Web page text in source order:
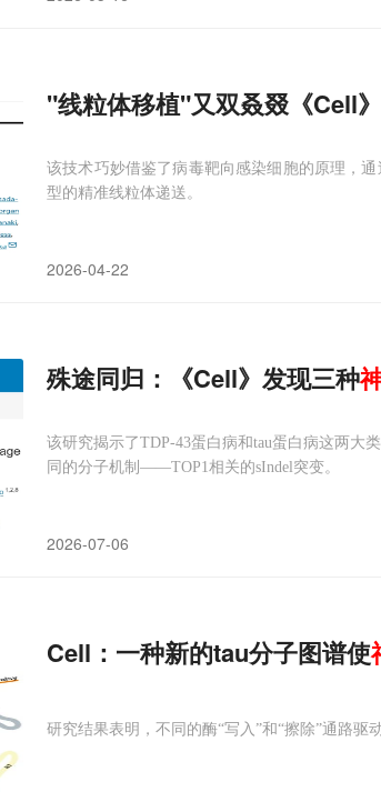
"线粒体移植"又双叒叕《Cell
该技术巧妙借鉴了病毒靶向感染细胞的原理，
型的精准线粒体递送。
2026-04-22
殊途同归：《Cell》发现三种
该研究揭示了TDP-43蛋白病和tau蛋白病这两大
同的分子机制——TOP1相关的sIndel突变。
2026-07-06
Cell：一种新的tau分子图谱使
研究结果表明，不同的酶“写入”和“擦除”通路驱